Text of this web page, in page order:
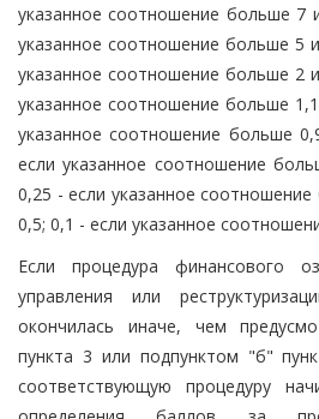
указанное соотношение больше 7
указанное соотношение больше 5
указанное соотношение больше 2
указанное соотношение больше
указанное соотношение больше
если указанное соотношение
0,25 - если указанное
0,5; 0,1 - если указанное
Если процедура финансового
управления или
окончилась иначе, чем
пункта 3 или подпунктом "б"
соответствующую процедуру